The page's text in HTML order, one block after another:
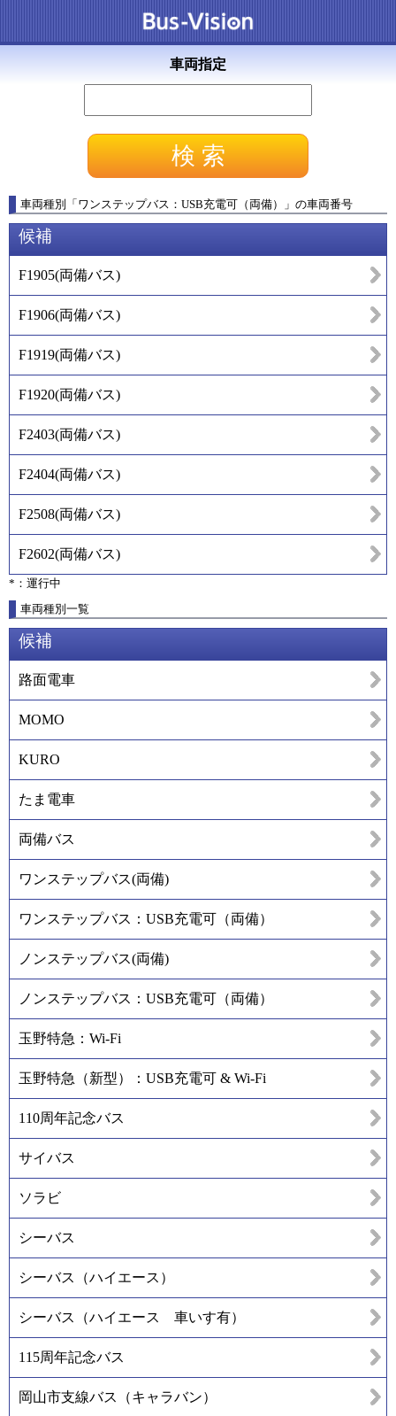
車両指定
車両種別 「 ワンステップバス：USB充電可（両備） 」 の車両番号
候補
F1905(両備バス)
F1906(両備バス)
F1919(両備バス)
F1920(両備バス)
F2403(両備バス)
F2404(両備バス)
F2508(両備バス)
F2602(両備バス)
*：運行中
車両種別一覧
候補
路面電車
MOMO
KURO
たま電車
両備バス
ワンステップバス(両備)
ワンステップバス：USB充電可（両備）
ノンステップバス(両備)
ノンステップバス：USB充電可（両備）
玉野特急：Wi-Fi
玉野特急（新型）：USB充電可 & Wi-Fi
110周年記念バス
サイバス
ソラビ
シーバス
シーバス（ハイエース）
シーバス（ハイエース 車いす有）
115周年記念バス
岡山市支線バス（キャラバン）